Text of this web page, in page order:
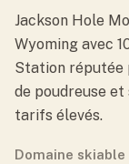
Jackson Hole
Wyoming avec
Station réputée
de poudreuse
tarifs élevés.
Domaine skiable